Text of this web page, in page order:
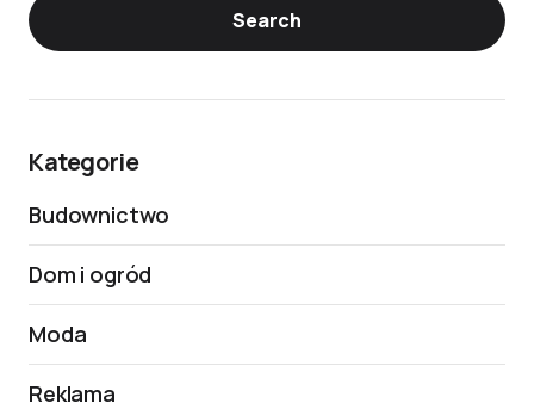
Search
Kategorie
Budownictwo
Dom i ogród
Moda
Reklama